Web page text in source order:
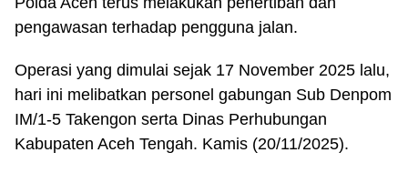
pengawasan terhadap pengguna jalan.
Operasi yang dimulai sejak 17 November 2025 lalu,
hari ini melibatkan personel gabungan Sub Denpom
IM/1-5 Takengon serta Dinas Perhubungan
Kabupaten Aceh Tengah. Kamis (20/11/2025).